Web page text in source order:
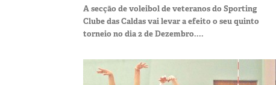
A secção de voleibol de veteranos do Sporting
Clube das Caldas vai levar a efeito o seu quinto
torneio no dia 2 de Dezembro....